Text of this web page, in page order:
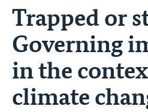
Trapped or
Governing
in the
climate